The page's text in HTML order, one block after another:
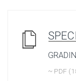
~ PDF